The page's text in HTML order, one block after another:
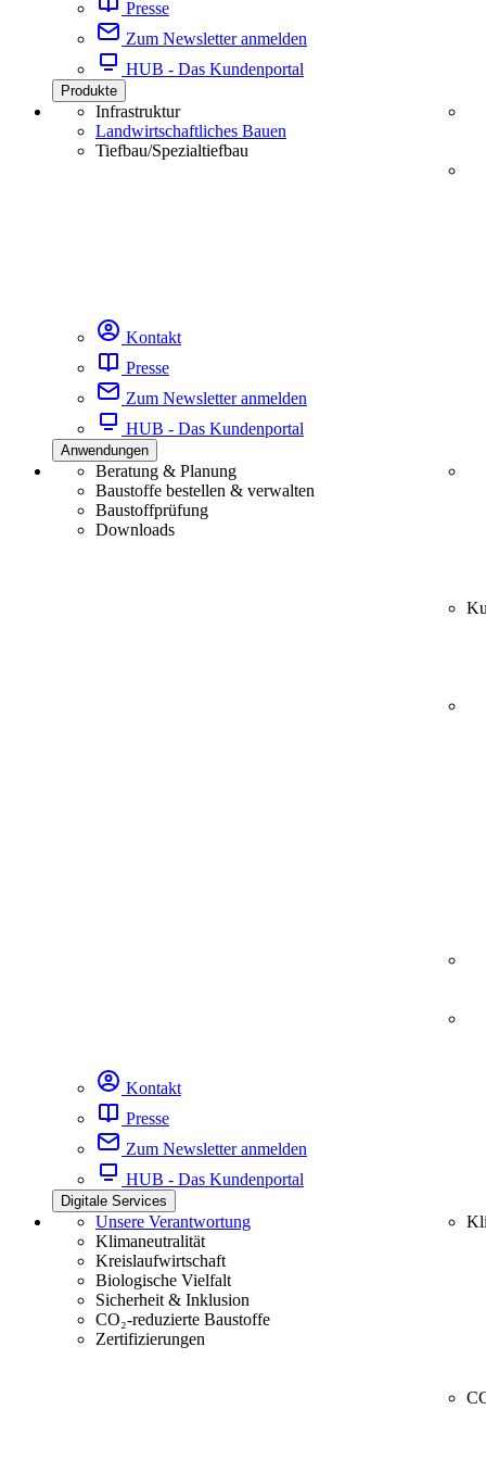
Presse
Zum Newsletter anmelden
HUB - Das Kundenportal
Produkte
Infrastruktur
Landwirtschaftliches Bauen
Tiefbau/Spezialtiefbau
Kontakt
Presse
Zum Newsletter anmelden
HUB - Das Kundenportal
Anwendungen
Beratung & Planung
Baustoffe bestellen & verwalten
Baustoffprüfung
Downloads
Kontakt
Presse
Zum Newsletter anmelden
HUB - Das Kundenportal
Digitale Services
Unsere Verantwortung
Klimaneutralität
Kreislaufwirtschaft
Biologische Vielfalt
Sicherheit & Inklusion
CO₂-reduzierte Baustoffe
Zertifizierungen